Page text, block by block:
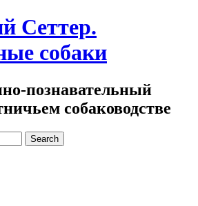
Сеттер.
собаки
познавательный
собаководстве